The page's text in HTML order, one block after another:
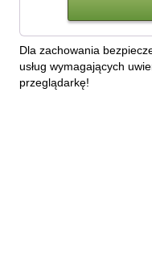
Dla zachowania
usług wymagających
przeglądarkę!